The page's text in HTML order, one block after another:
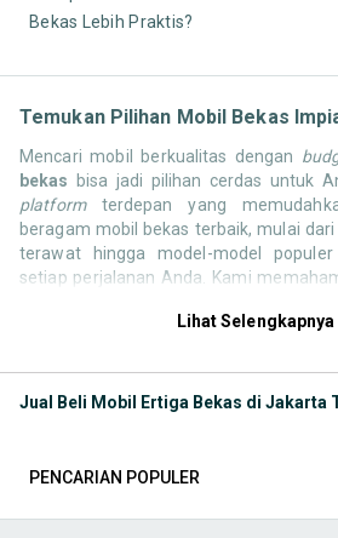
Bekas Lebih Praktis?
Temukan Pilihan Mobil Bekas
Mencari mobil berkualitas dengan
bekas bisa jadi pilihan cerdas untuk
platformterdepan yang
beragam mobil bekas terbaik, mulai
terawat hingga model-model
setiap perjalanan Anda. Kami
ribuan daftar dari penjual
dengan gaya hidup, kebutuhan, dan
Memilih mobil bekas yang tepat tentu
berkelas, atau mobil kota yang irit dan
Lihat Selengkapnya
Jual Beli Mobil Ertiga Bekas di Jakarta
PENCARIAN POPULER